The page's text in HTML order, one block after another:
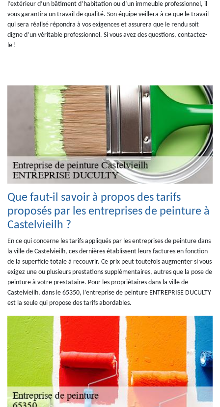
l’extérieur d’un bâtiment d’habitation ou d’un immeuble professionnel, il
vous garantira un travail de qualité. Son équipe veillera à ce que le travail
qui sera réalisé répondra à vos exigences et assurera que le rendu soit
digne d’un véritable professionnel. Si vous avez des questions, contactez-
le !
Que faut-il savoir à propos des tarifs
proposés par les entreprises de peinture à
Castelvieilh ?
En ce qui concerne les tarifs appliqués par les entreprises de peinture dans
la ville de Castelvieilh, ces dernières établissent leurs factures en fonction
de la superficie totale à recouvrir. Ce prix peut toutefois augmenter si vous
exigez une ou plusieurs prestations supplémentaires, autres que la pose de
peinture à votre prestataire. Pour les propriétaires dans la ville de
Castelvieilh, dans le 65350, l’entreprise de peinture ENTREPRISE DUCULTY
est la seule qui propose des tarifs abordables.